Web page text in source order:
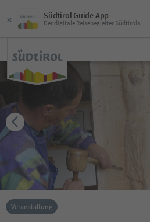
Südtirol Guide App
Der digitale Reisebegleiter Südtirols
Veranstaltung